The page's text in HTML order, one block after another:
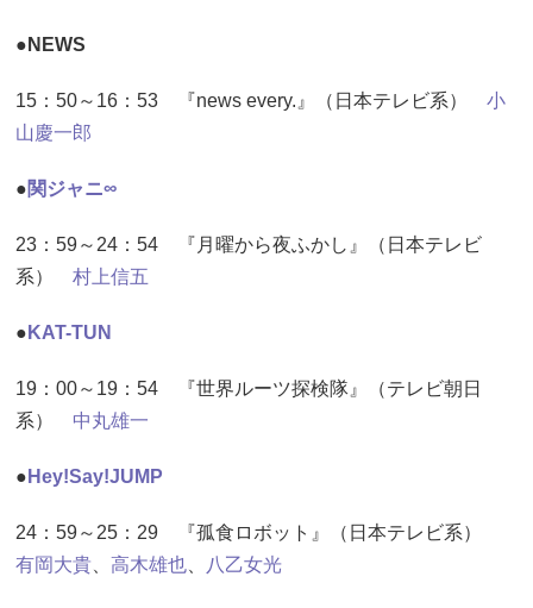
●NEWS
15：50～16：53 『news every.』（日本テレビ系） 小
山慶一郎
●関ジャニ∞
23：59～24：54 『月曜から夜ふかし』（日本テレビ
系） 村上信五
● KAT-TUN
19：00～19：54 『世界ルーツ探検隊』（テレビ朝日
系） 中丸雄一
● Hey!Say!JUMP
24：59～25：29 『孤食ロボット』（日本テレビ系）
有岡大貴
高木雄也 八乙女光